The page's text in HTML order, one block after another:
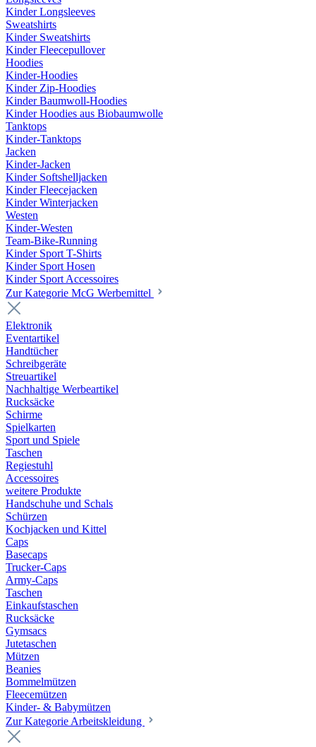
Kinder Longsleeves
Sweatshirts
Kinder Sweatshirts
Kinder Fleecepullover
Hoodies
Kinder-Hoodies
Kinder Zip-Hoodies
Kinder Baumwoll-Hoodies
Kinder Hoodies aus Biobaumwolle
Tanktops
Kinder-Tanktops
Jacken
Kinder-Jacken
Kinder Softshelljacken
Kinder Fleecejacken
Kinder Winterjacken
Westen
Kinder-Westen
Team-Bike-Running
Kinder Sport T-Shirts
Kinder Sport Hosen
Kinder Sport Accessoires
Zur Kategorie McG Werbemittel
Elektronik
Eventartikel
Handtücher
Schreibgeräte
Streuartikel
Nachhaltige Werbeartikel
Rucksäcke
Schirme
Spielkarten
Sport und Spiele
Taschen
Regiestuhl
Accessoires
weitere Produkte
Handschuhe und Schals
Schürzen
Kochjacken und Kittel
Caps
Basecaps
Trucker-Caps
Army-Caps
Taschen
Einkaufstaschen
Rucksäcke
Gymsacs
Jutetaschen
Mützen
Beanies
Bommelmützen
Fleecemützen
Kinder- & Babymützen
Zur Kategorie Arbeitskleidung